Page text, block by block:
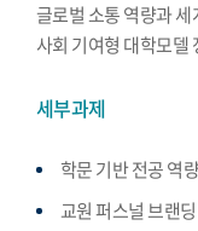
글로벌 소통 역량과
사회 기여형 대학모델
세부과제
학문 기반 전공 역
교원 퍼스널 브랜